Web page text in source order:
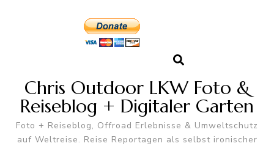
Chris Outdoor LKW Foto &
Reiseblog + Digitaler Garten
Foto + Reiseblog, Offroad Erlebnisse & Umweltschutz
auf Weltreise. Reise Reportagen als selbst ironischer